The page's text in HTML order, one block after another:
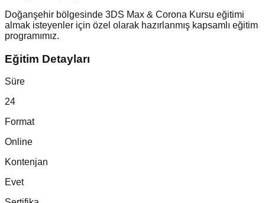
Doğanşehir bölgesinde 3DS Max & Corona Kursu eğitimi
almak isteyenler için özel olarak hazırlanmış kapsamlı eğitim
programımız.
Eğitim Detayları
Süre
24
Format
Online
Kontenjan
Evet